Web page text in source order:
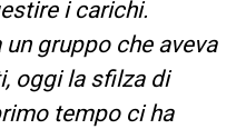
i carichi.
gruppo che aveva
oggi la sfilza di
tempo ci ha